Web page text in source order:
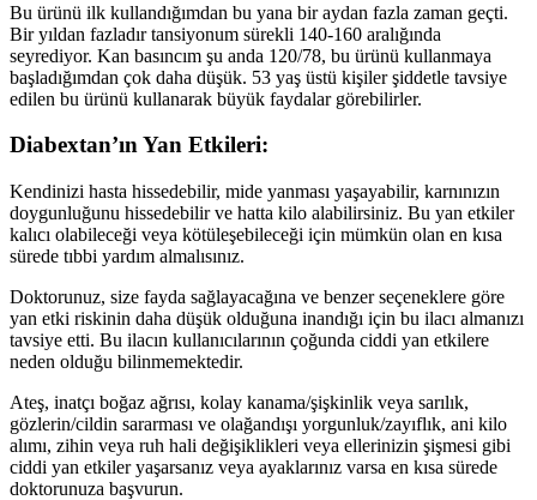
Bu ürünü ilk kullandığımdan bu yana bir aydan fazla zaman geçti.
Bir yıldan fazladır tansiyonum sürekli 140-160 aralığında
seyrediyor. Kan basıncım şu anda 120/78, bu ürünü kullanmaya
başladığımdan çok daha düşük. 53 yaş üstü kişiler şiddetle tavsiye
edilen bu ürünü kullanarak büyük faydalar görebilirler.
Diabextan’ın Yan Etkileri:
Kendinizi hasta hissedebilir, mide yanması yaşayabilir, karnınızın
doygunluğunu hissedebilir ve hatta kilo alabilirsiniz. Bu yan etkiler
kalıcı olabileceği veya kötüleşebileceği için mümkün olan en kısa
sürede tıbbi yardım almalısınız.
Doktorunuz, size fayda sağlayacağına ve benzer seçeneklere göre
yan etki riskinin daha düşük olduğuna inandığı için bu ilacı almanızı
tavsiye etti. Bu ilacın kullanıcılarının çoğunda ciddi yan etkilere
neden olduğu bilinmemektedir.
Ateş, inatçı boğaz ağrısı, kolay kanama/şişkinlik veya sarılık,
gözlerin/cildin sararması ve olağandışı yorgunluk/zayıflık, ani kilo
alımı, zihin veya ruh hali değişiklikleri veya ellerinizin şişmesi gibi
ciddi yan etkiler yaşarsanız veya ayaklarınız varsa en kısa sürede
doktorunuza başvurun.